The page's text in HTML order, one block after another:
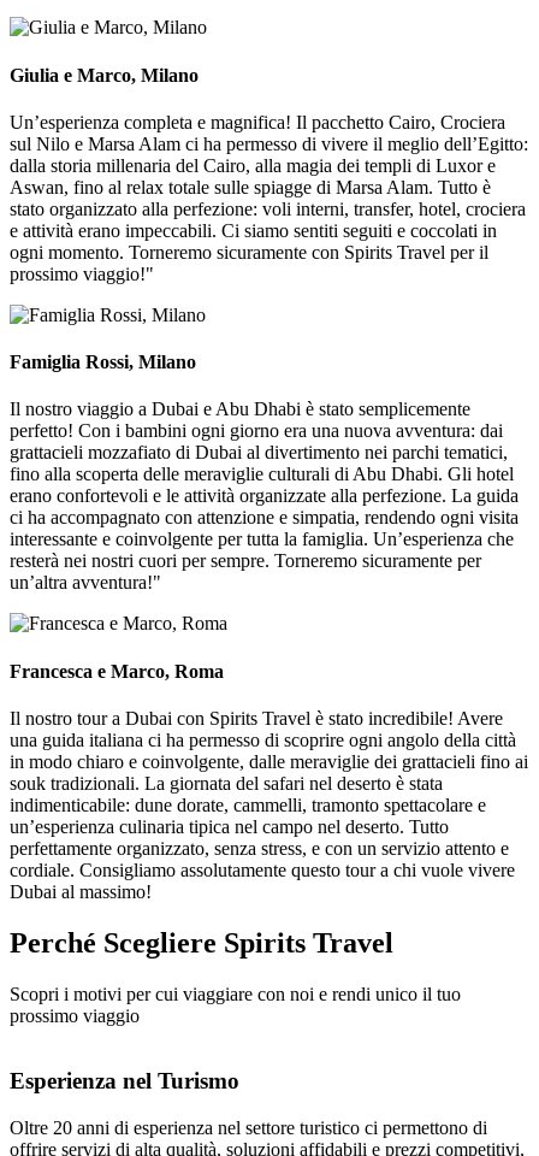
Giulia e Marco, Milano
Un’esperienza completa e magnifica! Il pacchetto Cairo, Crociera
sul Nilo e Marsa Alam ci ha permesso di vivere il meglio dell’Egitto:
dalla storia millenaria del Cairo, alla magia dei templi di Luxor e
Aswan, fino al relax totale sulle spiagge di Marsa Alam. Tutto è
stato organizzato alla perfezione: voli interni, transfer, hotel, crociera
e attività erano impeccabili. Ci siamo sentiti seguiti e coccolati in
ogni momento. Torneremo sicuramente con Spirits Travel per il
prossimo viaggio!"
Famiglia Rossi, Milano
Il nostro viaggio a Dubai e Abu Dhabi è stato semplicemente
perfetto! Con i bambini ogni giorno era una nuova avventura: dai
grattacieli mozzafiato di Dubai al divertimento nei parchi tematici,
fino alla scoperta delle meraviglie culturali di Abu Dhabi. Gli hotel
erano confortevoli e le attività organizzate alla perfezione. La guida
ci ha accompagnato con attenzione e simpatia, rendendo ogni visita
interessante e coinvolgente per tutta la famiglia. Un’esperienza che
resterà nei nostri cuori per sempre. Torneremo sicuramente per
un’altra avventura!"
Francesca e Marco, Roma
Il nostro tour a Dubai con Spirits Travel è stato incredibile! Avere
una guida italiana ci ha permesso di scoprire ogni angolo della città
in modo chiaro e coinvolgente, dalle meraviglie dei grattacieli fino ai
souk tradizionali. La giornata del safari nel deserto è stata
indimenticabile: dune dorate, cammelli, tramonto spettacolare e
un’esperienza culinaria tipica nel campo nel deserto. Tutto
perfettamente organizzato, senza stress, e con un servizio attento e
cordiale. Consigliamo assolutamente questo tour a chi vuole vivere
Dubai al massimo!
Perché Scegliere Spirits Travel
Scopri i motivi per cui viaggiare con noi e rendi unico il tuo
prossimo viaggio
Esperienza nel Turismo
Oltre 20 anni di esperienza nel settore turistico ci permettono di
offrire servizi di alta qualità, soluzioni affidabili e prezzi competitivi,